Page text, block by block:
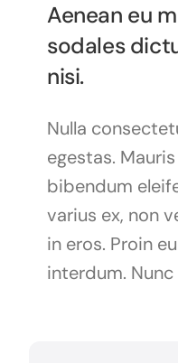
Aenean eu
sodales
nisi.
Nulla
egestas.
bibendum
varius ex, non
in eros. Proin
interdum.